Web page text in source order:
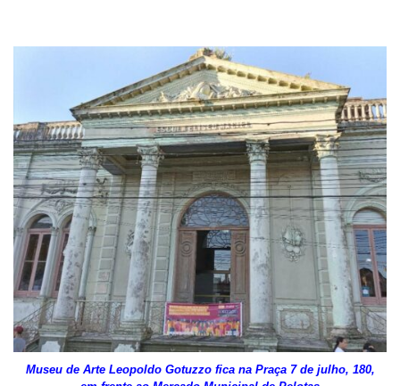
Museu de Arte Leopoldo Gotuzzo fica na Praça 7 de julho, 180,